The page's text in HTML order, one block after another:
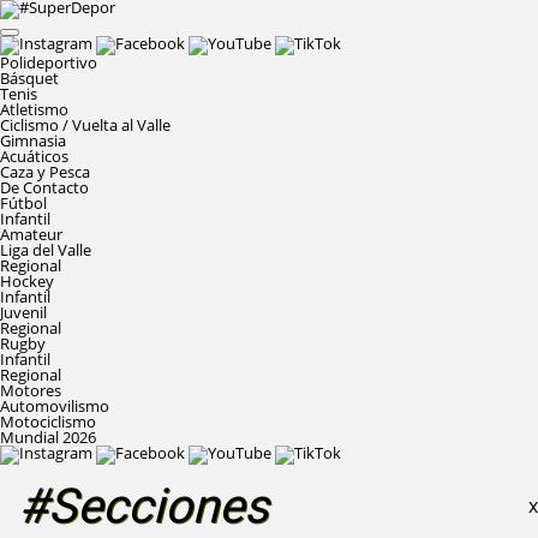
Polideportivo
Básquet
Tenis
Atletismo
Ciclismo / Vuelta al Valle
Gimnasia
Acuáticos
Caza y Pesca
De Contacto
Fútbol
Infantil
Amateur
Liga del Valle
Regional
Hockey
Infantil
Juvenil
Regional
Rugby
Infantil
Regional
Motores
Automovilismo
Motociclismo
Mundial 2026
#Secciones X